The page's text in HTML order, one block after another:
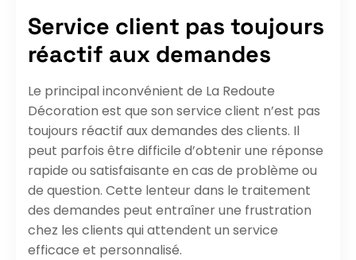
Service client pas toujours
réactif aux demandes
Le principal inconvénient de La Redoute
Décoration est que son service client n’est pas
toujours réactif aux demandes des clients. Il
peut parfois être difficile d’obtenir une réponse
rapide ou satisfaisante en cas de problème ou
de question. Cette lenteur dans le traitement
des demandes peut entraîner une frustration
chez les clients qui attendent un service
efficace et personnalisé.